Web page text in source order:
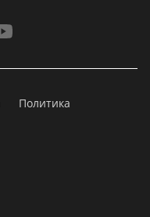
Политика